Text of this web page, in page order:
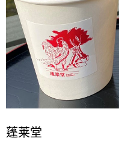
蓬莱堂